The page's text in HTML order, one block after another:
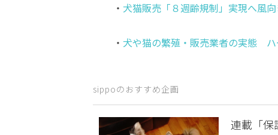
・ 犬猫販売「８週齢規制」実現へ風
・ 犬や猫の繁殖・販売業者の実態 ハ
sippoのおすすめ企画
連載「保